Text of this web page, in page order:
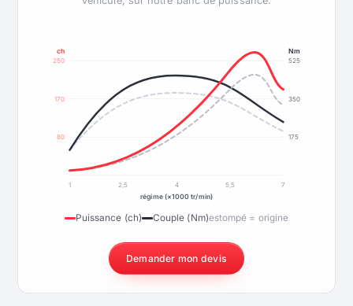
80
170
250
175
350
525
ch Nm
1 2,5 4 5,5
7
régime (×1000 tr/min)
Puissance (ch) Couple (Nm)estompé = origine
Demander mon devis